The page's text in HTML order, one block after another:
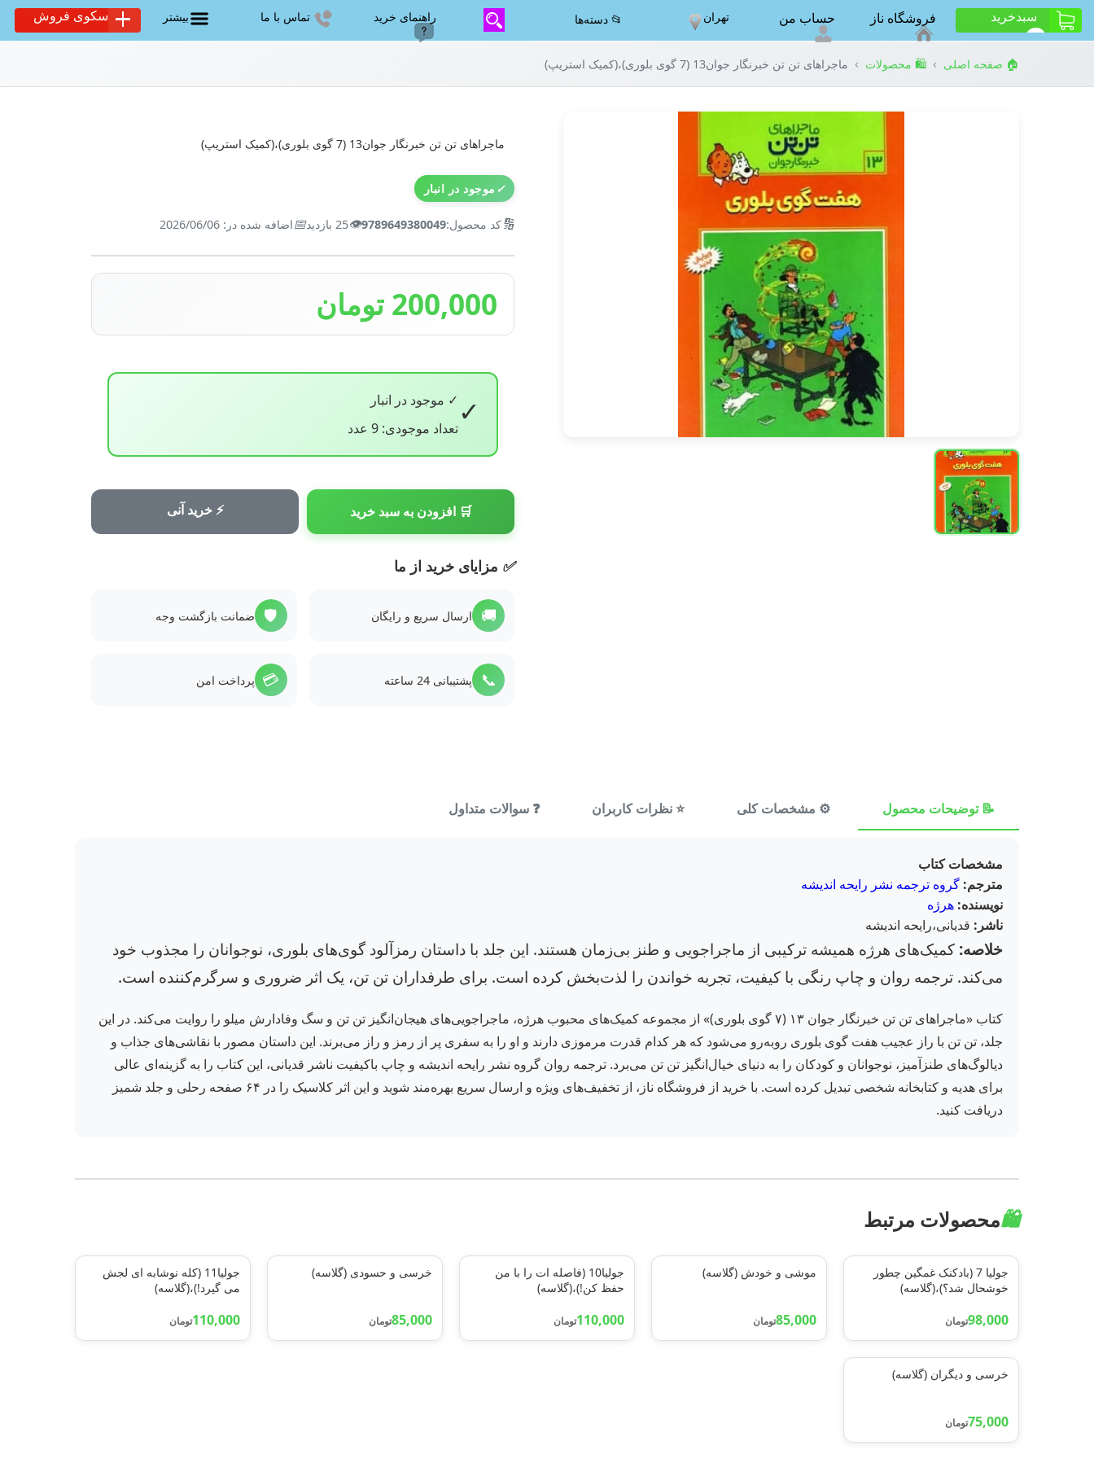
سبد‌خرید فروشگاه ناز حساب من تهران 📂 دسته‌ها راهنمای خرید تماس با ما بیشتر سکوی فروش
🏠 صفحه اصلی › 🛍️ محصولات › ماجراهای تن تن خبرنگار جوان13 (7 گوی بلوری)،(کمیک استریپ)
ماجراهای تن تن خبرنگار جوان13 (7 گوی بلوری)،(کمیک استریپ)
✓ موجود در انبار
🔢کد محصول:9789649380049
👁️25 بازدید 📅اضافه شده در: 2026/06/06
200,000 تومان
✓ ✓ موجود در انبار
تعداد موجودی: 9 عدد
🛒 افزودن به سبد خرید ⚡ خرید آنی
✅ مزایای خرید از ما
🚚 ارسال سریع و رایگان 🛡️ ضمانت بازگشت وجه
📞 پشتیبانی 24 ساعته 💳 پرداخت امن
📝 توضیحات محصول ⚙️ مشخصات کلی ⭐ نظرات کاربران ❓ سوالات متداول
مشخصات کتاب
مترجم: گروه ترجمه نشر رایحه اندیشه
نویسنده: هرژه
ناشر: قدیانی،رایحه اندیشه
خلاصه: کمیک‌های هرژه همیشه ترکیبی از ماجراجویی و طنز بی‌زمان هستند. این جلد با داستان رمزآلود گوی‌های بلوری، نوجوانان را مجذوب خود
می‌کند. ترجمه روان و چاپ رنگی با کیفیت، تجربه خواندن را لذت‌بخش کرده است. برای طرفداران تن تن، یک اثر ضروری و سرگرم‌کننده است.
کتاب «ماجراهای تن تن خبرنگار جوان ۱۳ (۷ گوی بلوری)» از مجموعه کمیک‌های محبوب هرژه، ماجراجویی‌های هیجان‌انگیز تن تن و سگ وفادارش میلو را روایت می‌کند. در این
جلد، تن تن با راز عجیب هفت گوی بلوری روبه‌رو می‌شود که هر کدام قدرت مرموزی دارند و او را به سفری پر از رمز و راز می‌برند. این داستان مصور با نقاشی‌های جذاب و
دیالوگ‌های طنزآمیز، نوجوانان و کودکان را به دنیای خیال‌انگیز تن تن می‌برد. ترجمه روان گروه نشر رایحه اندیشه و چاپ باکیفیت ناشر قدیانی، این کتاب را به گزینه‌ای عالی
برای هدیه و کتابخانه شخصی تبدیل کرده است. با خرید از فروشگاه ناز، از تخفیف‌های ویژه و ارسال سریع بهره‌مند شوید و این اثر کلاسیک را در ۶۴ صفحه رحلی و جلد شمیز
دریافت کنید.
🛍️محصولات مرتبط
جولیا 7 (بادکنک غمگین چطور
خوشحال شد؟)،(گلاسه)
98,000تومان
موشی و خودش (گلاسه)
85,000تومان
جولیا10 (فاصله ات را با من
حفظ کن!)،(گلاسه)
110,000تومان
خرسی و حسودی (گلاسه)
85,000تومان
جولیا11 (کله نوشابه ای لجش
می گیرد!)،(گلاسه)
110,000تومان
خرسی و دیگران (گلاسه)
75,000تومان